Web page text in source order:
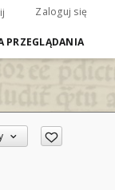
Zaloguj się
PRZEGLĄDANIA